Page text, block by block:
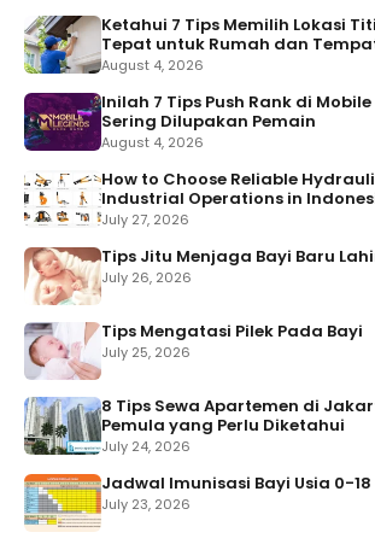
Ketahui 7 Tips Memilih Lokasi
Tepat untuk Rumah dan
August 4, 2026
Inilah 7 Tips Push Rank di
Sering Dilupakan Pemain
August 4, 2026
How to Choose Reliable
Industrial Operations in
July 27, 2026
Tips Jitu Menjaga Bayi Baru
July 26, 2026
Tips Mengatasi Pilek Pada Bayi
July 25, 2026
8 Tips Sewa Apartemen di
Pemula yang Perlu Diketahui
July 24, 2026
Jadwal Imunisasi Bayi Usia 0-
July 23, 2026